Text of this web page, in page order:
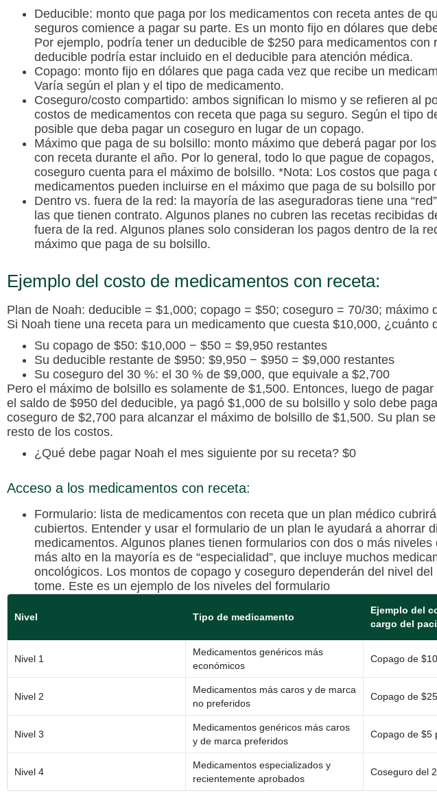
Deducible: monto que paga por los medicamentos con receta antes de
seguros comience a pagar su parte. Es un monto fijo en dólares que
Por ejemplo, podría tener un deducible de $250 para medicamentos con
deducible podría estar incluido en el deducible para atención médica.
Copago: monto fijo en dólares que paga cada vez que recibe un
Varía según el plan y el tipo de medicamento.
Coseguro/costo compartido: ambos significan lo mismo y se refieren al
costos de medicamentos con receta que paga su seguro. Según el tipo
posible que deba pagar un coseguro en lugar de un copago.
Máximo que paga de su bolsillo: monto máximo que deberá pagar por
con receta durante el año. Por lo general, todo lo que pague de
coseguro cuenta para el máximo de bolsillo. *Nota: Los costos que paga
medicamentos pueden incluirse en el máximo que paga de su bolsillo
Dentro vs. fuera de la red: la mayoría de las aseguradoras tiene una
las que tienen contrato. Algunos planes no cubren las recetas recibidas
fuera de la red. Algunos planes solo consideran los pagos dentro de la
máximo que paga de su bolsillo.
Ejemplo del costo de medicamentos con receta:
Plan de Noah: deducible = $1,000; copago = $50; coseguro = 70/30; máximo
Si Noah tiene una receta para un medicamento que cuesta $10,000, ¿cuánto
Su copago de $50: $10,000 − $50 = $9,950 restantes
Su deducible restante de $950: $9,950 − $950 = $9,000 restantes
Su coseguro del 30 %: el 30 % de $9,000, que equivale a $2,700
Pero el máximo de bolsillo es solamente de $1,500. Entonces, luego de
el saldo de $950 del deducible, ya pagó $1,000 de su bolsillo y solo debe
coseguro de $2,700 para alcanzar el máximo de bolsillo de $1,500. Su plan
resto de los costos.
¿Qué debe pagar Noah el mes siguiente por su receta? $0
Acceso a los medicamentos con receta:
Formulario: lista de medicamentos con receta que un plan médico
cubiertos. Entender y usar el formulario de un plan le ayudará a ahorrar
medicamentos. Algunos planes tienen formularios con dos o más niveles
más alto en la mayoría es de “especialidad”, que incluye muchos
oncológicos. Los montos de copago y coseguro dependerán del nivel
tome. Este es un ejemplo de los niveles del formulario
Nivel Tipo de medicamento
Ejemplo del
cargo del
Nivel 1
Medicamentos genéricos más
económicos
Copago de
Nivel 2
Medicamentos más caros y de marca
no preferidos
Copago de
Nivel 3
Medicamentos genéricos más caros
y de marca preferidos
Copago de $5
Nivel 4
Medicamentos especializados y
recientemente aprobados
Coseguro del